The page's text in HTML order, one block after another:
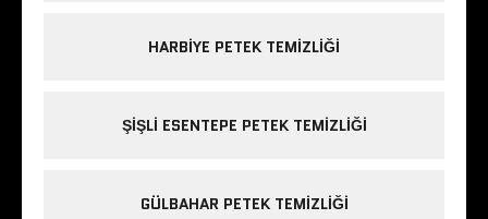
HARBIYE PETEK TEMIZLIĞI
ŞIŞLI ESENTEPE PETEK TEMIZLIĞI
GÜLBAHAR PETEK TEMIZLIĞI